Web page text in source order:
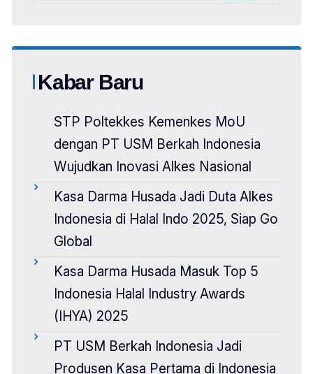
Kabar Baru
STP Poltekkes Kemenkes MoU
dengan PT USM Berkah Indonesia
Wujudkan Inovasi Alkes Nasional
Kasa Darma Husada Jadi Duta Alkes
Indonesia di Halal Indo 2025, Siap Go
Global
Kasa Darma Husada Masuk Top 5
Indonesia Halal Industry Awards
(IHYA) 2025
PT USM Berkah Indonesia Jadi
Produsen Kasa Pertama di Indonesia